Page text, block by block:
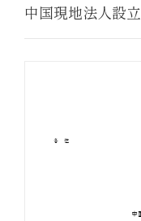
運営ホテル
中国現地法人設